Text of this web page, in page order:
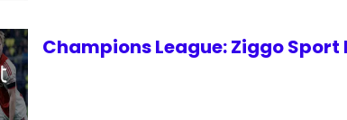
Champions League: Ziggo Sport